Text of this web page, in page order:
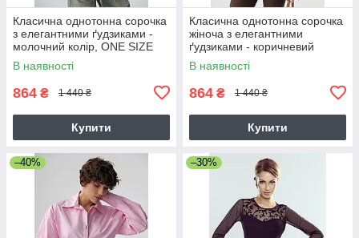
Класична однотонна сорочка
з елегантними ґудзиками -
молочний колір, ONE SIZE
В наявності
864 ₴ 1 440 ₴
Купити
Класична однотонна сорочка
жіноча з елегантними
ґудзиками - коричневий
колір, ONE SIZE
В наявності
864 ₴ 1 440 ₴
Купити
–40% –30%